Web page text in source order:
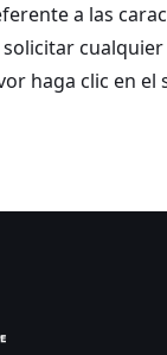
a las
haga clic en